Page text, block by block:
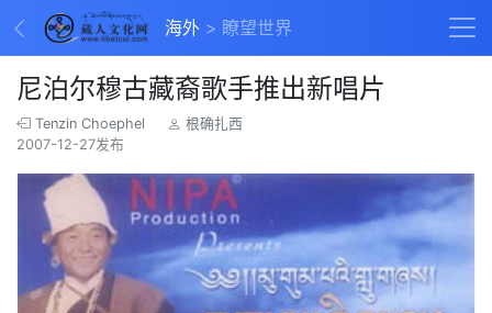
海外 瞭望世界
尼泊尔穆古藏裔歌手推出新唱片
Tenzin Choephel
根确扎西
2007-12-27发布